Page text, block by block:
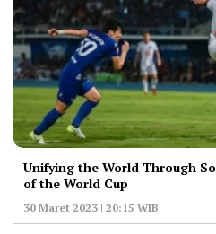
Unifying the World Through
of the World Cup
30 Maret 2023 | 20:15 WIB